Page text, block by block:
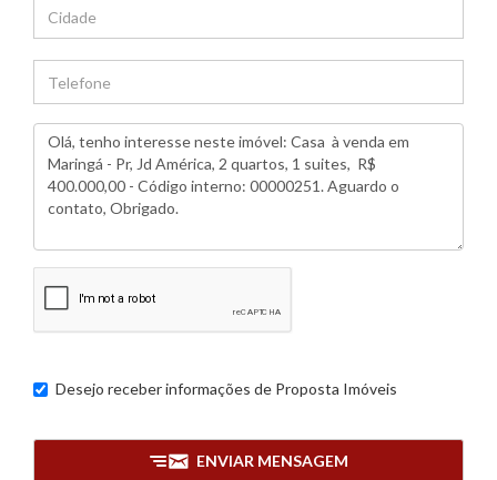
Desejo receber informações de Proposta Imóveis
ENVIAR MENSAGEM